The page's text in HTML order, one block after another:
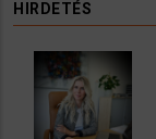
HIRDETÉS